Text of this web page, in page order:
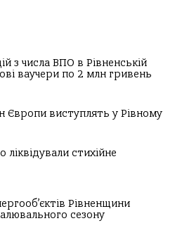
з числа ВПО в Рівненській
ваучери по 2 млн гривень
Європи виступлять у Рівному
ліквідували стихійне
Рівненщини
сезону